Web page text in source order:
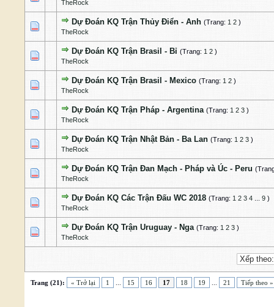
TheRock
Dự Đoán KQ Trận Thủy Điển - Anh (Trang: 1 2 )
TheRock
0 Bỏ phiếu - 0 của 5 cấp độ
12 45
Dự Đoán KQ Trận Brasil - Bỉ (Trang: 1 2 )
TheRock
0 Bỏ phiếu - 0 của 5 cấp độ
12 45
Dự Đoán KQ Trận Brasil - Mexico (Trang: 1 2 )
TheRock
0 Bỏ phiếu - 0 của 5 cấp độ
12 45
Dự Đoán KQ Trận Pháp - Argentina (Trang: 1 2 3 )
TheRock
0 Bỏ phiếu - 0 của 5 cấp độ
12 45
Dự Đoán KQ Trận Nhật Bản - Ba Lan (Trang: 1 2 3 )
TheRock
0 Bỏ phiếu - 0 của 5 cấp độ
12 45
Dự Đoán KQ Trận Đan Mạch - Pháp và Úc - Peru
TheRock
0 Bỏ phiếu - 0 của 5 cấp độ
12 45
Dự Đoán KQ Các Trận Đấu WC 2018 (Trang: 1 2 3 4 9 )
TheRock
1 Bỏ phiếu - 5 của 5 cấp độ
12 345
Dự Đoán KQ Trận Uruguay - Nga (Trang: 1 2 3 )
TheRock
0 Bỏ phiếu - 0 của 5 cấp độ
12 45
Trang (21): « Trở lại 1 15 16 17 18 19 21 Tiếp theo »